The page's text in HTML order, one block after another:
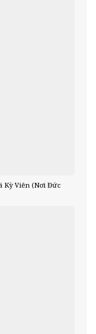
Kỳ Viên (Nơi Đức